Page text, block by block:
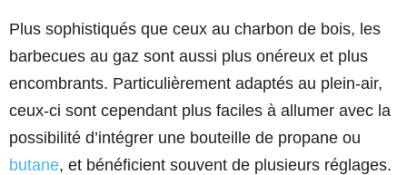
Plus sophistiqués que ceux au charbon de bois, les
barbecues au gaz sont aussi plus onéreux et plus
encombrants. Particulièrement adaptés au plein-air,
ceux-ci sont cependant plus faciles à allumer avec la
possibilité d’intégrer une bouteille de propane ou
butane, et bénéficient souvent de plusieurs réglages.